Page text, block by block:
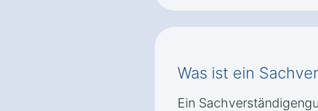
Was ist ein
Ein